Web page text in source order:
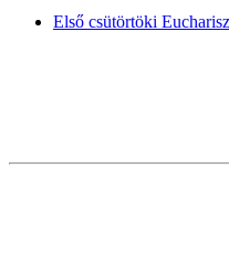
Első csütörtöki